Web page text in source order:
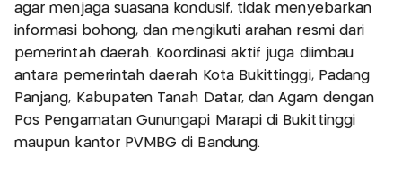
agar menjaga suasana kondusif, tidak menyebarkan
informasi bohong, dan mengikuti arahan resmi dari
pemerintah daerah. Koordinasi aktif juga diimbau
antara pemerintah daerah Kota Bukittinggi, Padang
Panjang, Kabupaten Tanah Datar, dan Agam dengan
Pos Pengamatan Gunungapi Marapi di Bukittinggi
maupun kantor PVMBG di Bandung.